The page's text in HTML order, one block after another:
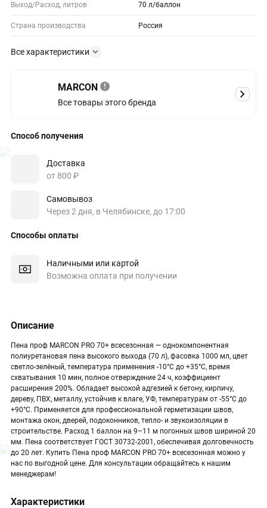
Выход/Расход, литров 70 л/баллон
Страна производства Россия
Все характеристики
MARCON
Все товары этого бренда
Способ получения
Доставка
от 800 ₽
Самовывоз
Через 2 дня, в Челябинске, до 17:00
Способы оплаты
Наличными или картой
Возможна оплата при получении
Описание
Пена проф MARCON PRO 70+ всесезонная — однокомпонентная
полиуретановая пена высокого выхода (70 л), фасовка 1000 мл, цвет
светло-зелёный, температура применения -10°C до +35°C, время
схватывания 10 мин, полное отверждение 24 ч, коэффициент
расширения 200%. Обладает высокой адгезией к бетону, кирпичу,
дереву, ПВХ, металлу, устойчив к влаге, УФ, температурам от -55°C до
+90°C. Применяется для профессиональной герметизации швов,
монтажа окон, дверей, подоконников, тепло- и звукоизоляции в
строительстве. Расход 1 баллон на 9–11 м погонных швов шириной 20
мм. Пена соответствует ГОСТ 30732-2001, обеспечивая долговечность
до 20 лет. Купить Пена проф MARCON PRO 70+ всесезонная можно у
нас по выгодной цене. Для консультации обращайтесь к нашим
менеджерам!
Характеристики